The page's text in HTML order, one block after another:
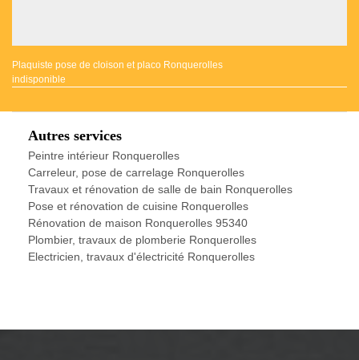
Plaquiste pose de cloison et placo Ronquerolles
indisponible
Autres services
Peintre intérieur Ronquerolles
Carreleur, pose de carrelage Ronquerolles
Travaux et rénovation de salle de bain Ronquerolles
Pose et rénovation de cuisine Ronquerolles
Rénovation de maison Ronquerolles 95340
Plombier, travaux de plomberie Ronquerolles
Electricien, travaux d'électricité Ronquerolles